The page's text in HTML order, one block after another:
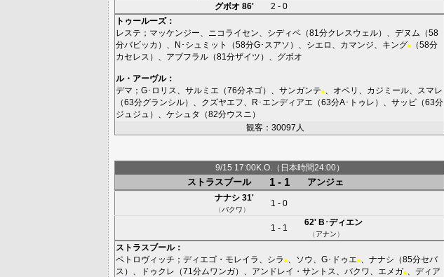
グボオ 86'
2 - 0
トゥールーズ：
レステ ； マッケンジー ニコライセン シディベ （81分クレスウェル）、 デヌム （58
分バビッカ ）、 N･シュミット （58分G･スアソ ）、 シエロ カマンジ キング■
（58分
カセレス ）、 アブフラル （81分ザイツ ）、 グボオ
ル・アーヴル：
デマ ； G･ロリス サルミエ （76分ネゴ）、 サンガンテ■ オペリ カジミール
スマレ
（63分グランシル）、 クズヤエフ R･エンディアエ （63分A･トゥレ ）、 サッビ （63分
ジュジュ ）、 ケシュタ （82分ウスニ ）
観客：30097人
9/15 17:00K.O.（日本時間24:00）
ストラスブール 1 - 1 アンジェ
ナナシ 31'
（バクワ）
1 - 0
1 - 1
62' B･ディエン
（アナン）
ストラスブール：
ペトロヴィッチ ； ディエゴ・モレイラ シラ ■ ソウ G･ドゥエ■ ナナシ （85分セバ
ス ）、 ドゥクレ （71分ムワンガ）、 アンドレイ・サントス バクワ エメガ■
ディア